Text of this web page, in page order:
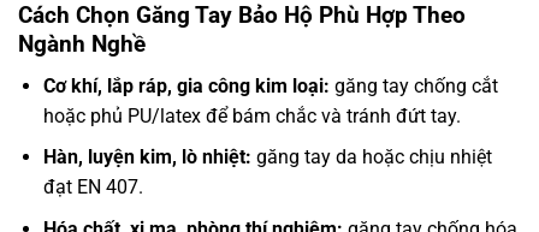
Cách Chọn Găng Tay Bảo Hộ Phù Hợp Theo
Ngành Nghề
Cơ khí, lắp ráp, gia công kim loại: găng tay chống cắt
hoặc phủ PU/latex để bám chắc và tránh đứt tay.
Hàn, luyện kim, lò nhiệt: găng tay da hoặc chịu nhiệt
đạt EN 407.